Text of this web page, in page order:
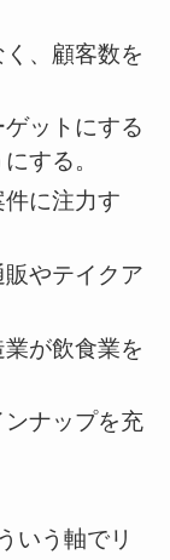
、顧客数を
ットにする
する。
に注力す
やテイクア
が飲食業を
ナップを充
いう軸でリ